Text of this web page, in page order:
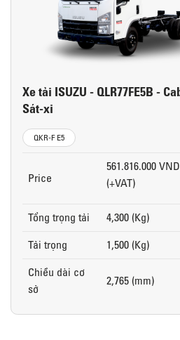
Xe tải ISUZU - QLR77FE5B -
Sát-xi
QKR-F E5
Price
561.816.000 VND
(+VAT)
Tổng trọng tải
4,300 (Kg)
Tải trọng
1,500 (Kg)
Chiều dài cơ
sở
2,765 (mm)